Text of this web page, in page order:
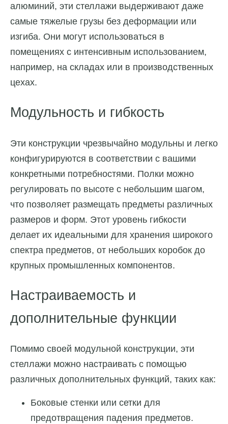
алюминий, эти стеллажи выдерживают даже
самые тяжелые грузы без деформации или
изгиба. Они могут использоваться в
помещениях с интенсивным использованием,
например, на складах или в производственных
цехах.
Модульность и гибкость
Эти конструкции чрезвычайно модульны и легко
конфигурируются в соответствии с вашими
конкретными потребностями. Полки можно
регулировать по высоте с небольшим шагом,
что позволяет размещать предметы различных
размеров и форм. Этот уровень гибкости
делает их идеальными для хранения широкого
спектра предметов, от небольших коробок до
крупных промышленных компонентов.
Настраиваемость и
дополнительные функции
Помимо своей модульной конструкции, эти
стеллажи можно настраивать с помощью
различных дополнительных функций, таких как:
Боковые стенки или сетки для
предотвращения падения предметов.